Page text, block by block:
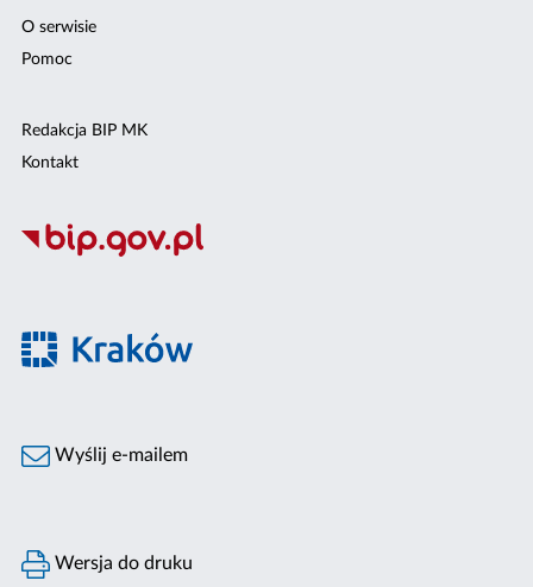
O serwisie
Pomoc
Redakcja BIP MK
Kontakt
Wyślij e-mailem
Wersja do druku